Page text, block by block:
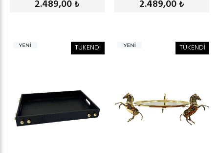
2.489,00 ₺ 2.489,00 ₺
TÜKENDİ TÜKENDİ